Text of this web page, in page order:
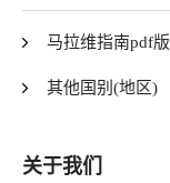
马拉维指南pdf版
其他国别(地区)
关于我们